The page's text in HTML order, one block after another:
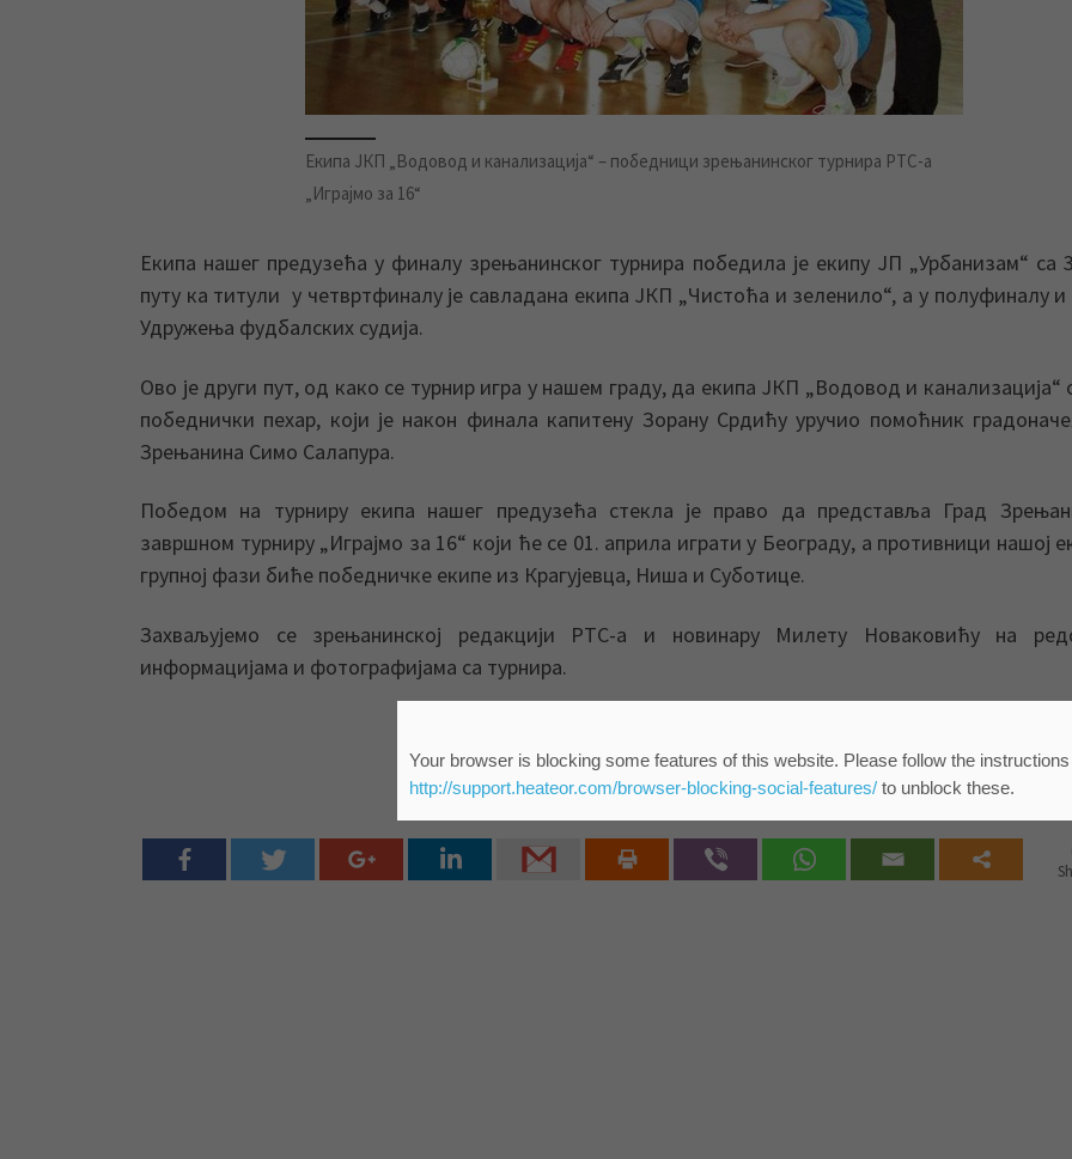
Екипа ЈКП „Водовод и канализација“ – победници зрењанинског турнира РТС-а
„Играјмо за 16“
Екипа нашег предузећа у финалу зрењанинског турнира победила је екипу ЈП „Урбанизам“ са
путу ка титули у четвртфиналу је савладана екипа ЈКП „Чистоћа и зеленило“, а у полуфиналу и
Удружења фудбалских судија.
Ово је други пут, од како се турнир игра у нашем граду, да екипа ЈКП „Водовод и канализација“
победнички пехар, који је након финала капитену Зорану Срдићу уручио помоћник
Зрењанина Симо Салапура.
Победом на турниру екипа нашег предузећа стекла је право да представља Град
завршном турниру „Играјмо за 16“ који ће се 01. априла играти у Београду, а противници нашој
групној фази биће победничке екипе из Крагујевца, Ниша и Суботице.
Захваљујемо се зрењанинској редакцији РТС-а и новинару Милету Новаковићу на
информацијама и фотографијама са турнира.
ЈКП „Водовод и канализација“
Your browser is blocking some features of this website. Please follow the
http://support.heateor.com/browser-blocking-social-features/to unblock these.